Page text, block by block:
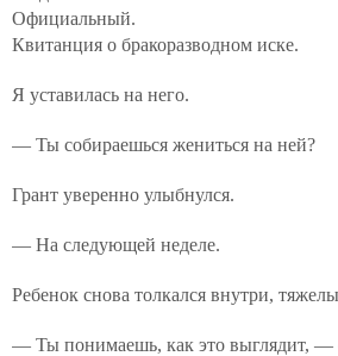
Официальный.
Квитанция о бракоразводном иске.
Я уставилась на него.
— Ты собираешься жениться на ней?
Грант уверенно улыбнулся.
— На следующей неделе.
Ребенок снова толкался внутри,
— Ты понимаешь, как это выглядит, —